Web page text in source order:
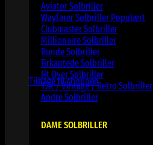
Ingen varer i kurven.
Tilbage til shoppen
Aviator Solbriller
Wayfarer Solbriller
Clubmaster Solbriller
Millionaire Solbriller
Runde Solbriller
Firkantede Solbriller
Fit Over Solbriller
Y2K / Vintage / Retro Solbriller
Andre Solbriller
DAME SOLBRILLER